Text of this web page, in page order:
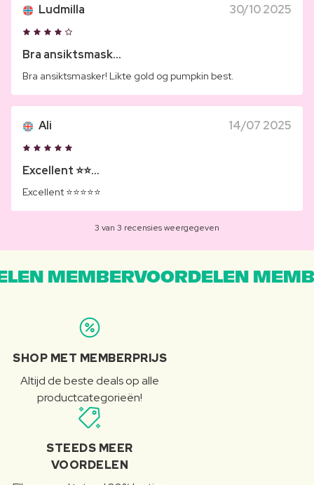
Ludmilla 30/10 2025
Bra ansiktsmask...
Bra ansiktsmasker! Likte gold og pumpkin best.
Ali 14/07 2025
Excellent ⭐️⭐...
Excellent ⭐️⭐️⭐️⭐️⭐️
3 van 3 recensies weergegeven
MEMBERVOORDELEN
SHOP MET MEMBERPRIJS
Altijd de beste deals op alle
productcategorieën!
STEEDS MEER
VOORDELEN